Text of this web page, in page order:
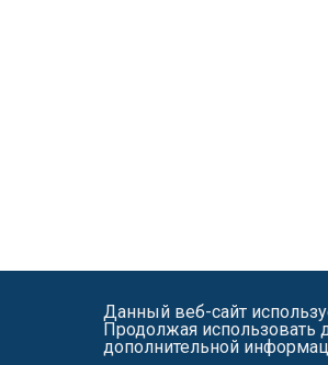
Данный веб-сайт
Продолжая использовать
дополнительной